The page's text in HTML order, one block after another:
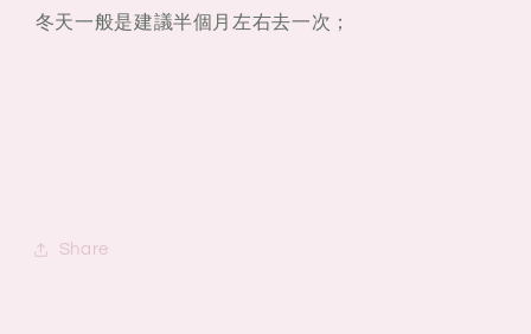
冬天一般是建議半個月左右去一次；
Share